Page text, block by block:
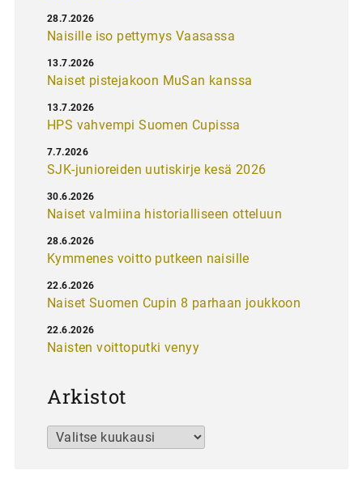
Naisille iso pettymys Vaasassa
28.7.2026
Naiset pistejakoon MuSan kanssa
13.7.2026
HPS vahvempi Suomen Cupissa
13.7.2026
SJK-junioreiden uutiskirje kesä 2026
7.7.2026
Naiset valmiina historialliseen otteluun
30.6.2026
Kymmenes voitto putkeen naisille
28.6.2026
Naiset Suomen Cupin 8 parhaan joukkoon
22.6.2026
Naisten voittoputki venyy
22.6.2026
Arkistot
Arkistot